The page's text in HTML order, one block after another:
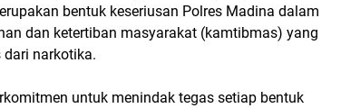
bentuk keseriusan Polres Madina dalam
dan ketertiban masyarakat (kamtibmas) yang
dari narkotika.
untuk menindak tegas setiap bentuk